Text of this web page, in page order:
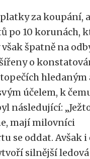
za koupání, a
po 10 korunách,
špatně na
o
hledaným
účelem, k
následující:
mají milovníci
se oddat. Avšak i
silnější ledová